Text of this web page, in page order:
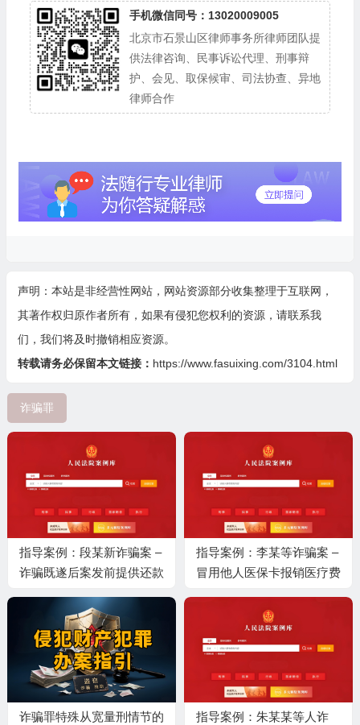
手机微信同号：13020009005
北京市石景山区律师事务所律师团队提
供法律咨询、民事诉讼代理、刑事辩
护、会见、取保候审、司法协查、异地
律师合作
声明：本站是非经营性网站，网站资源部分收集整理于互联网，
其著作权归原作者所有，如果有侵犯您权利的资源，请联系我
们，我们将及时撤销相应资源。
转载请务必保留本文链接： https://www.fasuixing.com/3104.html
诈骗罪
指导案例：段某新诈骗案 –
诈骗既遂后案发前提供还款
指导案例：李某等诈骗案 –
冒用他人医保卡报销医疗费
诈骗罪特殊从宽量刑情节的
指导案例：朱某某等人诈